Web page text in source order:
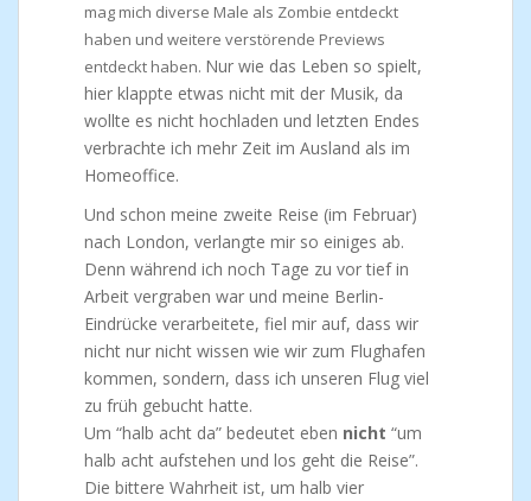
mag mich diverse Male als Zombie entdeckt
haben und weitere verstörende Previews
entdeckt haben. Nur wie das Leben so spielt,
hier klappte etwas nicht mit der Musik, da
wollte es nicht hochladen und letzten Endes
verbrachte ich mehr Zeit im Ausland als im
Homeoffice.
Und schon meine zweite Reise (im Februar)
nach London, verlangte mir so einiges ab.
Denn während ich noch Tage zu vor tief in
Arbeit vergraben war und meine Berlin-
Eindrücke verarbeitete, fiel mir auf, dass wir
nicht nur nicht wissen wie wir zum Flughafen
kommen, sondern, dass ich unseren Flug viel
zu früh gebucht hatte.
Um “halb acht da” bedeutet eben nicht “um
halb acht aufstehen und los geht die Reise”.
Die bittere Wahrheit ist, um halb vier